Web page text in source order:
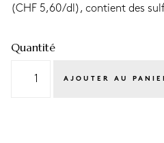
(CHF 5,60/dl), contient des
Quantité
AJOUTER AU